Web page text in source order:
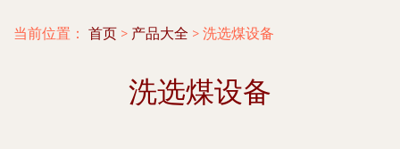
当前位置： 首页 > 产品大全 > 洗选煤设备
洗选煤设备